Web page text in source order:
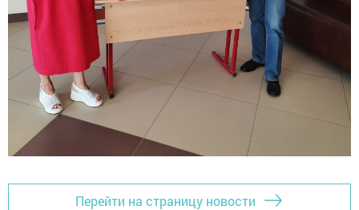
Перейти на страницу новости